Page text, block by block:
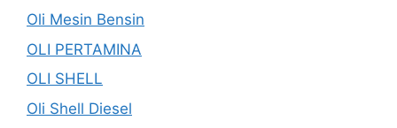
Oli Mesin Bensin
OLI PERTAMINA
OLI SHELL
Oli Shell Diesel